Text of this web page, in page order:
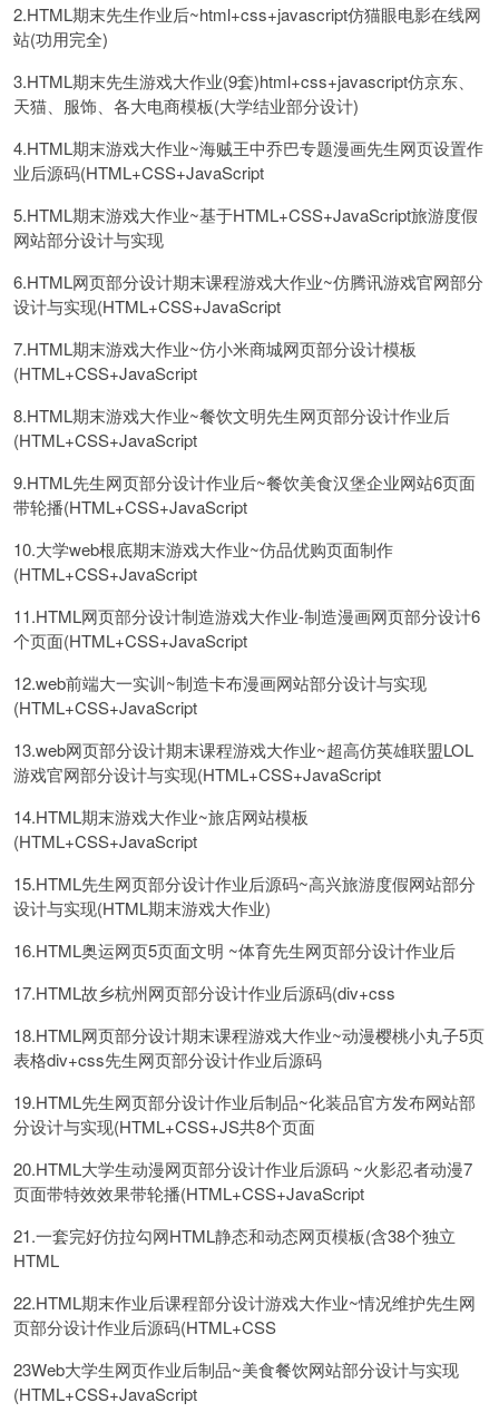
2.HTML期末先生作业后~html+css+javascript仿猫眼电影在线网
站(功用完全)
3.HTML期末先生游戏大作业(9套)html+css+javascript仿京东、
天猫、服饰、各大电商模板(大学结业部分设计)
4.HTML期末游戏大作业~海贼王中乔巴专题漫画先生网页设置作
业后源码(HTML+CSS+JavaScript
5.HTML期末游戏大作业~基于HTML+CSS+JavaScript旅游度假
网站部分设计与实现
6.HTML网页部分设计期末课程游戏大作业~仿腾讯游戏官网部分
设计与实现(HTML+CSS+JavaScript
7.HTML期末游戏大作业~仿小米商城网页部分设计模板
(HTML+CSS+JavaScript
8.HTML期末游戏大作业~餐饮文明先生网页部分设计作业后
(HTML+CSS+JavaScript
9.HTML先生网页部分设计作业后~餐饮美食汉堡企业网站6页面
带轮播(HTML+CSS+JavaScript
10.大学web根底期末游戏大作业~仿品优购页面制作
(HTML+CSS+JavaScript
11.HTML网页部分设计制造游戏大作业-制造漫画网页部分设计6
个页面(HTML+CSS+JavaScript
12.web前端大一实训~制造卡布漫画网站部分设计与实现
(HTML+CSS+JavaScript
13.web网页部分设计期末课程游戏大作业~超高仿英雄联盟LOL
游戏官网部分设计与实现(HTML+CSS+JavaScript
14.HTML期末游戏大作业~旅店网站模板
(HTML+CSS+JavaScript
15.HTML先生网页部分设计作业后源码~高兴旅游度假网站部分
设计与实现(HTML期末游戏大作业)
16.HTML奥运网页5页面文明 ~体育先生网页部分设计作业后
17.HTML故乡杭州网页部分设计作业后源码(div+css
18.HTML网页部分设计期末课程游戏大作业~动漫樱桃小丸子5页
表格div+css先生网页部分设计作业后源码
19.HTML先生网页部分设计作业后制品~化装品官方发布网站部
分设计与实现(HTML+CSS+JS共8个页面
20.HTML大学生动漫网页部分设计作业后源码 ~火影忍者动漫7
页面带特效效果带轮播(HTML+CSS+JavaScript
21.一套完好仿拉勾网HTML静态和动态网页模板(含38个独立
HTML
22.HTML期末作业后课程部分设计游戏大作业~情况维护先生网
页部分设计作业后源码(HTML+CSS
23Web大学生网页作业后制品~美食餐饮网站部分设计与实现
(HTML+CSS+JavaScript